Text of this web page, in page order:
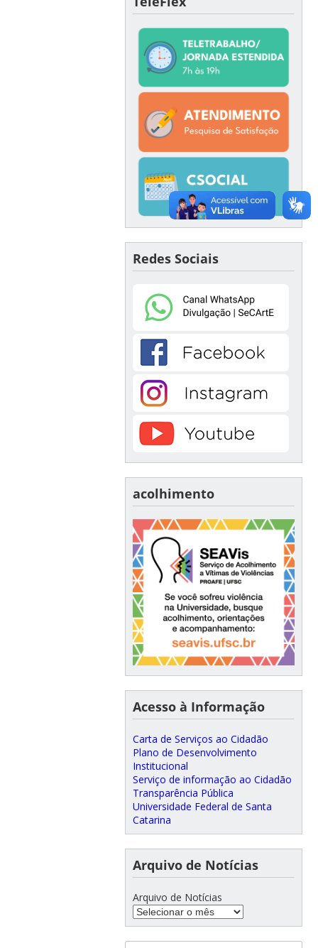
Redes Sociais
acolhimento
Acesso à Informação
Carta de Serviços ao Cidadão
Plano de Desenvolvimento
Institucional
Serviço de informação ao Cidadão
Transparência Pública
Universidade Federal de Santa
Catarina
Arquivo de Notícias
Arquivo de Notícias